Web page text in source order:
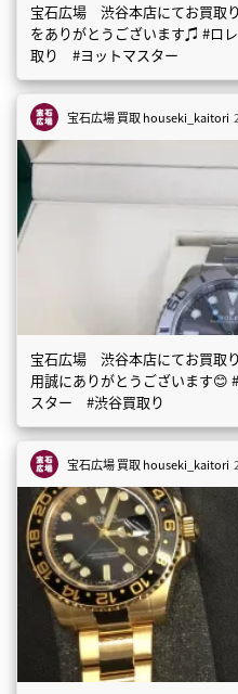
宝石広場 渋谷本店にてお買取
をありがとうございます♫ #ロ
取り #ヨットマスター
宝石広場 買取houseki_kaitori
宝石広場 渋谷本店にてお買取
用誠にありがとうございます
スター #渋谷買取り
宝石広場 買取houseki_kaitori